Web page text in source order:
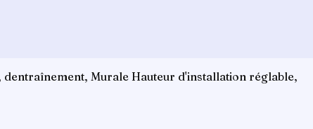
Murale Hauteur d'installation réglable,